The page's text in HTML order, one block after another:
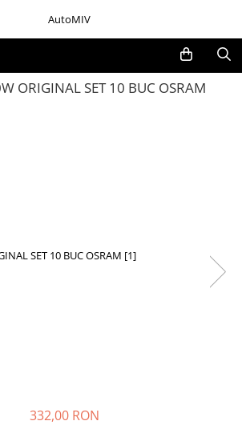
ORIGINAL SET 10 BUC OSRAM
332,00 RON